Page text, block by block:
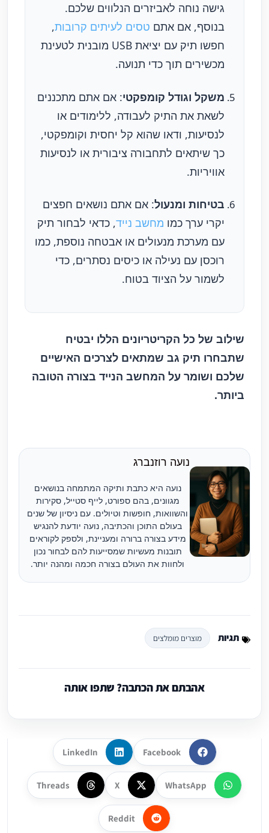
גישה נוחה לאביזרים הנלווים שלכם.
בנוסף, אם אתם טסים לעיתים קרובות,
חפשו תיק עם יציאת USB מובנית לטעינת
מכשירים תוך כדי תנועה.
משקל וגודל קומפקטי: אם אתם מתכננים
לשאת את התיק לעבודה, ללימודים או
לנסיעות, ודאו שהוא קל יחסית וקומפקטי,
כך שיתאים לתחבורה ציבורית או לנסיעות
אוויריות.
בטיחות ומנעול: אם אתם נושאים חפצים
יקרי ערך כמו מחשב נייד, כדאי לבחור תיק
עם מערכת מנעולים או אבטחה נוספת, כמו
רוכסן עם נעילה או כיסים נסתרים, כדי
לשמור על הציוד בטוח.
שילוב של כל הקריטריונים הללו יבטיח
שתבחרו תיק גב שמתאים לצרכים האישיים
שלכם ושומר על המחשב הנייד בצורה הטובה
ביותר.
נועה רוזנברג
נועה היא כתבת ותיקה המתמחה בנושאים
מגוונים, בהם ספורט, לייף סטייל, סקירות
והשוואות, חופשות וטיולים. עם ניסיון של שנים
בעולם התוכן והכתיבה, נועה יודעת להנגיש
מידע בצורה ברורה ומעניינת, ולספק לקוראים
תובנות מעשיות שמסייעות להם לבחור נכון
ולחוות את העולם בצורה חכמה ומהנה יותר.
תגיות מוצרים מומלצים
אהבתם את הכתבה? שתפו אותה
Facebook
LinkedIn
WhatsApp
X
Threads
Reddit